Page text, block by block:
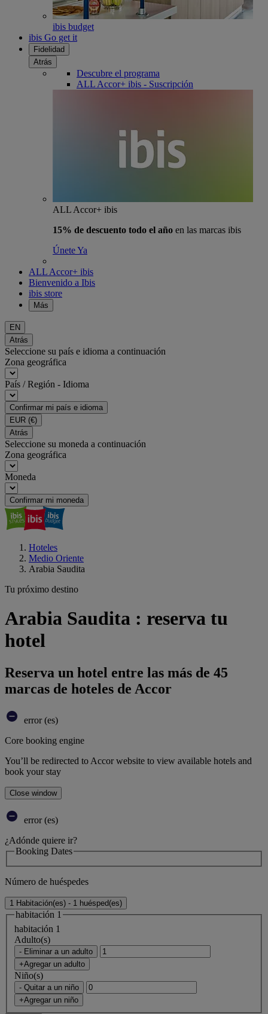
ibis budget
ibis Go get it
Fidelidad
Atrás
Descubre el programa
ALL Accor+ ibis - Suscripción
ALL Accor+ ibis
15% de descuento todo el año en las marcas ibis
Únete Ya
ALL Accor+ ibis
Bienvenido a Ibis
ibis store
Más
EN
Atrás
Seleccione su país e idioma a continuación
Zona geográfica
País / Región - Idioma
Confirmar mi país e idioma
EUR (€)
Atrás
Seleccione su moneda a continuación
Zona geográfica
Moneda
Confirmar mi moneda
Hoteles
Medio Oriente
Arabia Saudita
Tu próximo destino
Arabia Saudita : reserva tu
hotel
Reserva un hotel entre las más de 45
marcas de hoteles de Accor
error (es)
Core booking engine
You’ll be redirected to Accor website to view available hotels and
book your stay
Close window
error (es)
¿Adónde quiere ir?
Booking Dates
Número de huéspedes
1 Habitación(es) - 1 huésped(es)
habitación 1
habitación 1
Adulto(s)
- Eliminar a un adulto
+Agregar un adulto
Niño(s)
- Quitar a un niño
+Agregar un niño